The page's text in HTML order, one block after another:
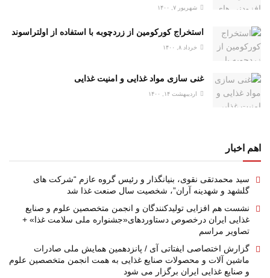
شهریور ۷, ۱۴۰۰
استخراج کورکومین از زردچوبه با استفاده از اولتراسوند
خرداد ۸, ۱۴۰۰
غنی سازی مواد غذایی و امنیت غذایی
اردیبهشت ۱۴, ۱۴۰۰
اهم اخبار
سید محمدتقی نقوی، بنیانگذار و رئیس گروه عازم “شرکت های
گلشهد و شهدینه آران”، شخصیت سال صنعت غذا شد
نشست هم افزایی تولیدکنندگان و انجمن متخصصین علوم و صنایع
غذایی ایران درخصوص دستاوردهای«جشنواره ملی سلامت غذا» +
تصاویر مراسم
گزارش اختصاصی ایفتاتی آی / پانزدهمین همایش ملی صادرات
ماشین آلات و محصولات صنایع غذایی به همت انجمن متخصصین علوم
و صنایع غذایی ایران برگزار می شود